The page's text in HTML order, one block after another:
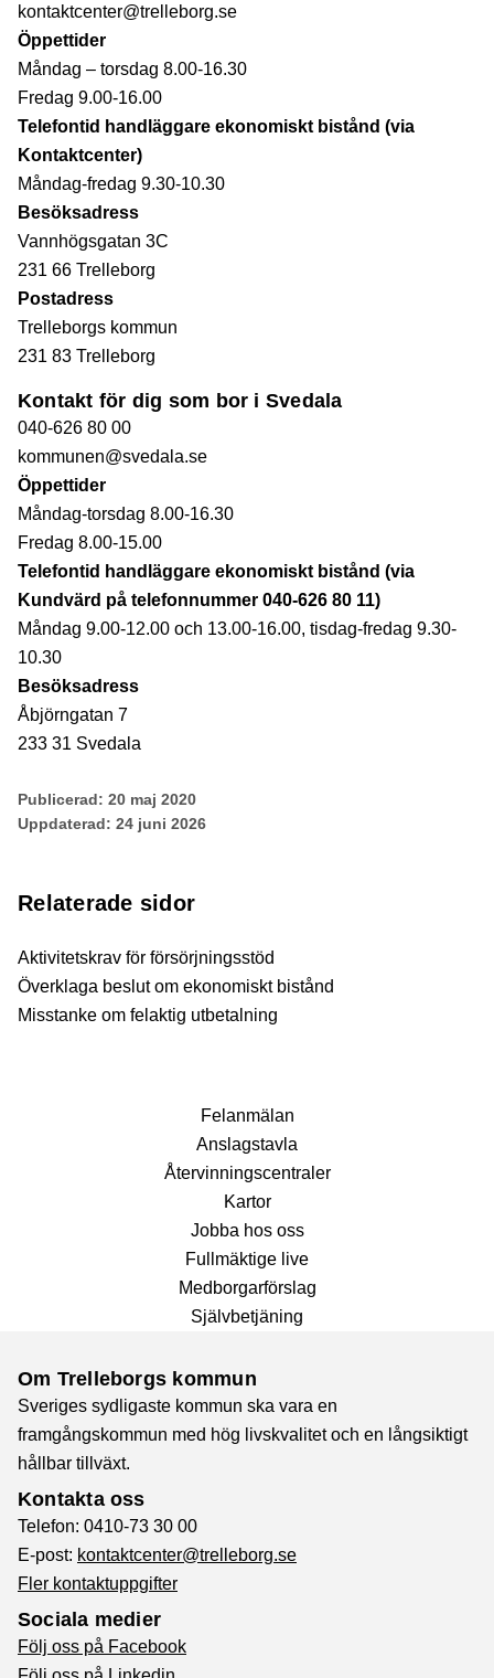
kontaktcenter@trelleborg.se
Öppettider
Måndag – torsdag 8.00-16.30
Fredag 9.00-16.00
Telefontid handläggare ekonomiskt bistånd (via
Kontaktcenter)
Måndag-fredag 9.30-10.30
Besöksadress
Vannhögsgatan 3C
231 66 Trelleborg
Postadress
Trelleborgs kommun
231 83 Trelleborg
Kontakt för dig som bor i Svedala
040-626 80 00
kommunen@svedala.se
Öppettider
Måndag-torsdag 8.00-16.30
Fredag 8.00-15.00
Telefontid handläggare ekonomiskt bistånd (via
Kundvärd på telefonnummer 040-626 80 11)
Måndag 9.00-12.00 och 13.00-16.00, tisdag-fredag 9.30-
10.30
Besöksadress
Åbjörngatan 7
233 31 Svedala
Publicerad: 20 maj 2020
Uppdaterad: 24 juni 2026
Relaterade sidor
Aktivitetskrav för försörjningsstöd
Överklaga beslut om ekonomiskt bistånd
Misstanke om felaktig utbetalning
Fel­anmälan
Anslags­tavla
Återvinnings­centraler
Kartor
Jobba hos oss
Fullmäktige live
Medborgarförslag
Självbetjäning
Om Trelleborgs kommun
Sveriges sydligaste kommun ska vara en
framgångskommun med hög livskvalitet och en långsiktigt
hållbar tillväxt.
Kontakta oss
Telefon: 0410-73 30 00
E-post: kontaktcenter@trelleborg.se
Fler kontaktuppgifter
Sociala medier
Följ oss på Facebook